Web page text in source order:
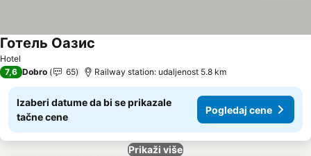
Hotel
Готель Оазис
7,6 Dobro 65 Railway station: udaljenost 5.8 km
Izaberi datume da bi se prikazale
tačne cene
Pogledaj cene
Prikaži više